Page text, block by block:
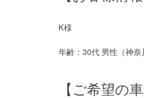
K様
年齢：30代 男性（神奈
【ご希望の車